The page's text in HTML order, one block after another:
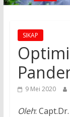
SIKAP
9 Mei 2020
Oleh: